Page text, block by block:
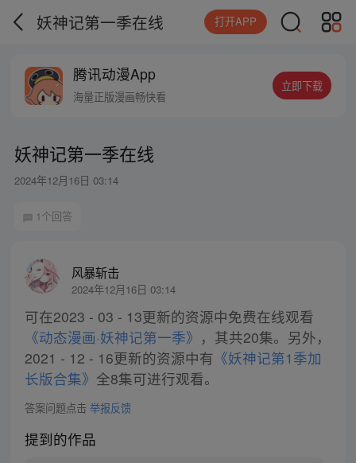
妖神记第一季在线 打开APP
腾讯动漫App
海量正版漫画畅快看
立即下载
妖神记第一季在线
2024年12月16日 03:14
1个回答
风暴斩击
2024年12月16日 03:14
可在2023 - 03 - 13更新的资源中免费在线观看
《动态漫画·妖神记第一季》 ，其共20集。另外，
2021 - 12 - 16更新的资源中有 《妖神记第1季加
长版合集》 全8集可进行观看。
答案问题点击 举报反馈
提到的作品